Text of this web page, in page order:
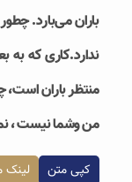
باران می‌بارد.
ندارد.کاری که
منتظر باران
من وشما نیست ،
کپی متن لینک